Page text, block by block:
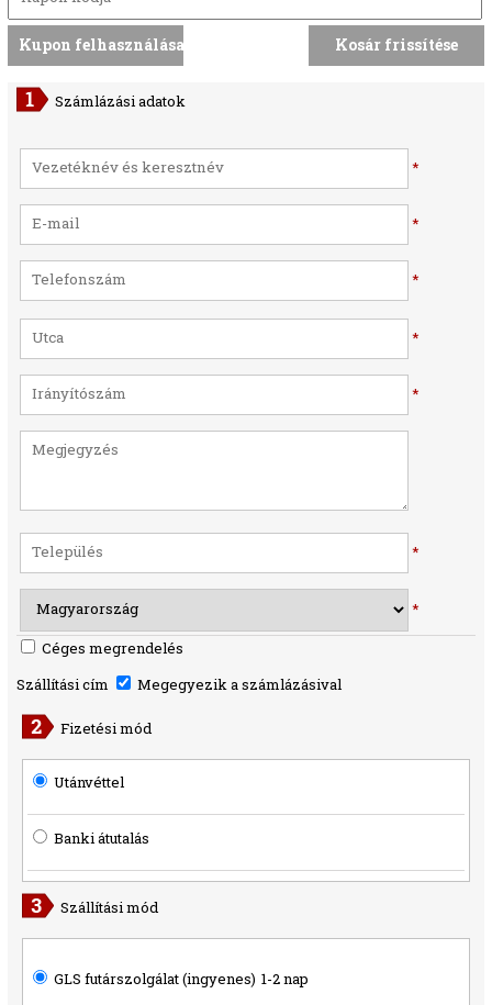
Számlázási adatok
*
*
*
*
*
*
*
Céges megrendelés
Szállítási cím
Megegyezik a számlázásival
Fizetési mód
Utánvéttel
Banki átutalás
Szállítási mód
GLS futárszolgálat (ingyenes) 1-2 nap